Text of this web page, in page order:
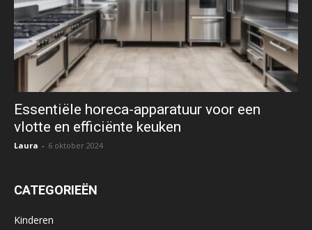
Essentiële horeca-apparatuur voor een
vlotte en efficiënte keuken
Laura - 6 oktober 2024
CATEGORIEËN
Kinderen